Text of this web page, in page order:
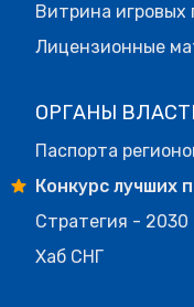
Витрина игровых
Лицензионные
ОРГАНЫ
Паспорта
Конкурс лучших
Стратегия - 2030
Хаб СНГ